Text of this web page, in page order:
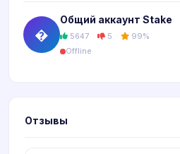
�
Общий аккаунт Stake
5647 5 99%
Offline
Отзывы